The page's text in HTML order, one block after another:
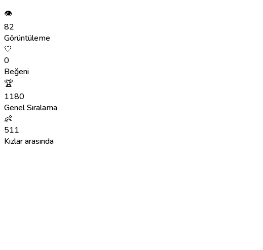
👁
82
Görüntüleme
🤍
0
Beğeni
🏆
1180
Genel Sıralama
👶
511
Kızlar arasında